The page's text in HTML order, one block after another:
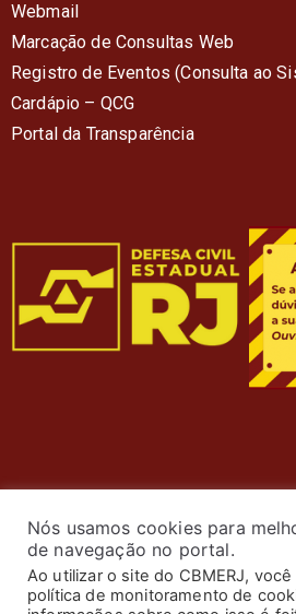
Webmail
Marcação de Consultas Web
Registro de Eventos (Consulta ao
Cardápio – QCG
Portal da Transparência
Nós usamos cookies para
de navegação no portal.
Ao utilizar o site do CBMERJ,
política de monitoramento de